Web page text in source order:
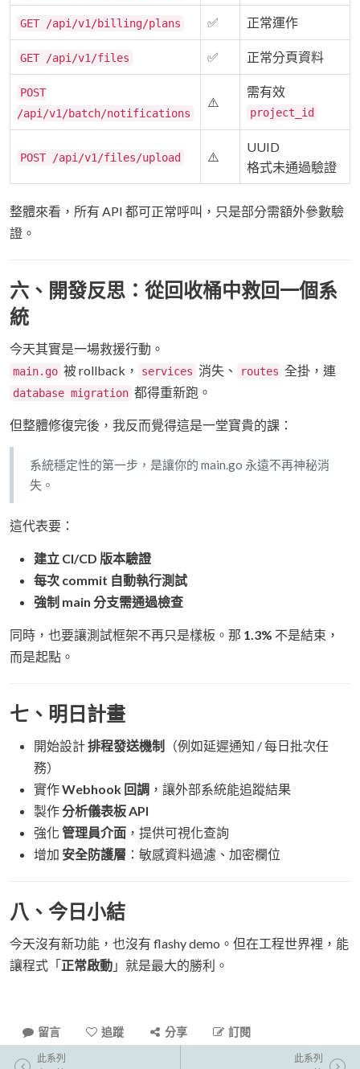
GET /api/v1/billing/plans ✅ 正常運作
GET /api/v1/files ✅ 正常分頁資料
POST
/api/v1/batch/notifications
⚠️
需有效
project_id
POST /api/v1/files/upload ⚠️
UUID
格式未通過驗證
整體來看，所有 API 都可正常呼叫，只是部分需額外參數驗
證。
六、開發反思：從回收桶中救回一個系
統
今天其實是一場救援行動。
main.go 被 rollback， services 消失、 routes 全掛，連
database migration 都得重新跑。
但整體修復完後，我反而覺得這是一堂寶貴的課：
系統穩定性的第一步，是讓你的 main.go 永遠不再神秘消
失。
這代表要：
建立 CI/CD 版本驗證
每次 commit 自動執行測試
強制 main 分支需通過檢查
同時，也要讓測試框架不再只是樣板。那 1.3% 不是結束，
而是起點。
七、明日計畫
開始設計排程發送機制
（例如延遲通知 / 每日批次任
務）
實作Webhook 回調 ，讓外部系統能追蹤結果
製作分析儀表板 API
強化 管理員介面 ，提供可視化查詢
增加 安全防護層 ：敏感資料過濾、加密欄位
八、今日小結
今天沒有新功能，也沒有 flashy demo。但在工程世界裡，能
讓程式「 正常啟動 」就是最大的勝利。
留言 追蹤 分享 訂閱
此系列
此系列